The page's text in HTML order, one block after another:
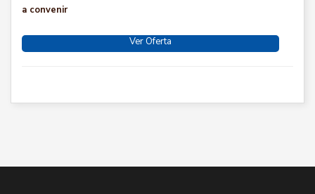
a convenir
Ver Oferta